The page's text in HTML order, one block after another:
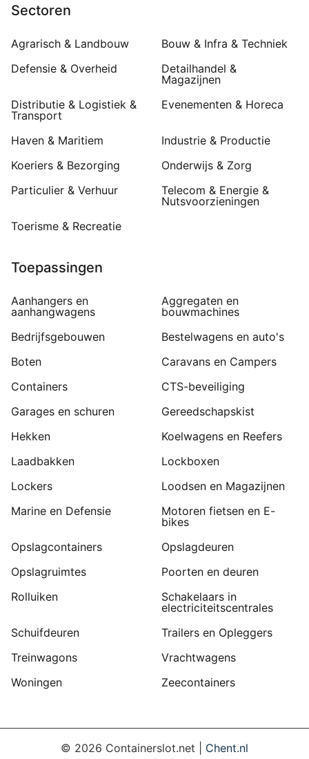
Sectoren
Agrarisch & Landbouw
Bouw & Infra & Techniek
Defensie & Overheid
Detailhandel &
Magazijnen
Distributie & Logistiek &
Transport
Evenementen & Horeca
Haven & Maritiem
Industrie & Productie
Koeriers & Bezorging
Onderwijs & Zorg
Particulier & Verhuur
Telecom & Energie &
Nutsvoorzieningen
Toerisme & Recreatie
Toepassingen
Aanhangers en
aanhangwagens
Aggregaten en
bouwmachines
Bedrijfsgebouwen
Bestelwagens en auto's
Boten
Caravans en Campers
Containers
CTS-beveiliging
Garages en schuren
Gereedschapskist
Hekken
Koelwagens en Reefers
Laadbakken
Lockboxen
Lockers
Loodsen en Magazijnen
Marine en Defensie
Motoren fietsen en E-
bikes
Opslagcontainers
Opslagdeuren
Opslagruimtes
Poorten en deuren
Rolluiken
Schakelaars in
electriciteitscentrales
Schuifdeuren
Trailers en Opleggers
Treinwagons
Vrachtwagens
Woningen
Zeecontainers
© 2026 Containerslot.net | Chent.nl